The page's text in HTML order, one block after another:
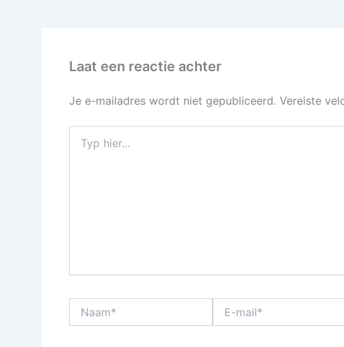
Laat een reactie achter
Je e-mailadres wordt niet gepubliceerd. Vereiste
hier...
mail*